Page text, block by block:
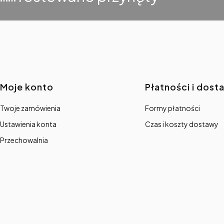
Linki w stopce
Moje konto
Twoje zamówienia
Ustawienia konta
Przechowalnia
Płatności i
Formy płatności
Czas i koszty dostawy